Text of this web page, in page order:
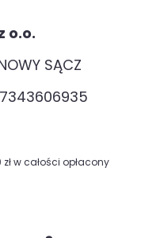
o.o.
SĄCZ
w całości opłacony